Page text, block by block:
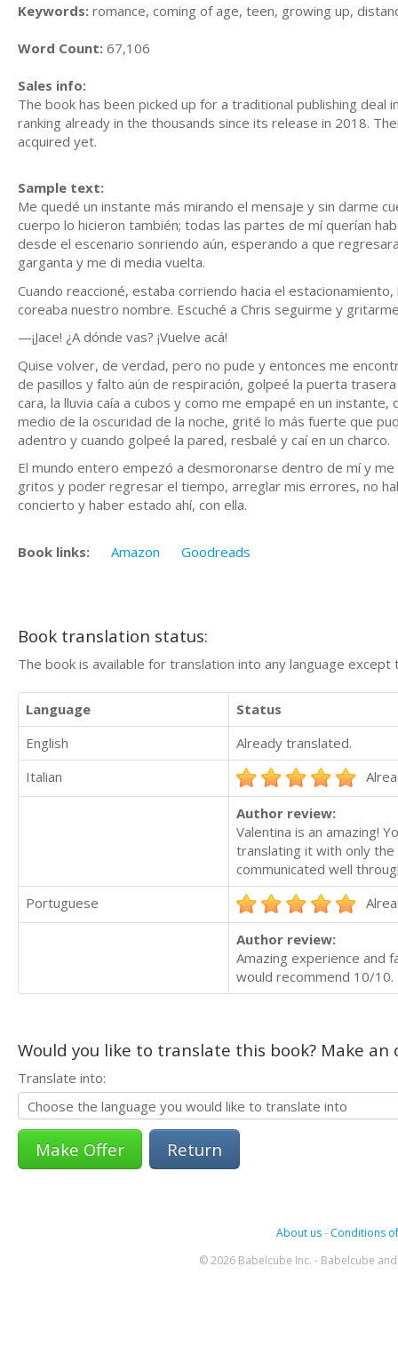
Keywords: romance, coming of age, teen, growing up,
Word Count: 67,106
Sales info:
The book has been picked up for a traditional publishing
ranking already in the thousands since its release in 2018.
acquired yet.
Sample text:
Me quedé un instante más mirando el mensaje y sin darme
cuerpo lo hicieron también; todas las partes de mí querían
desde el escenario sonriendo aún, esperando a que
garganta y me di media vuelta.
Cuando reaccioné, estaba corriendo hacia el
coreaba nuestro nombre. Escuché a Chris seguirme y
—¡Jace! ¿A dónde vas? ¡Vuelve acá!
Quise volver, de verdad, pero no pude y entonces me
de pasillos y falto aún de respiración, golpeé la puerta
cara, la lluvia caía a cubos y como me empapé en un
medio de la oscuridad de la noche, grité lo más fuerte que
adentro y cuando golpeé la pared, resbalé y caí en un charco.
El mundo entero empezó a desmoronarse dentro de mí y
gritos y poder regresar el tiempo, arreglar mis errores, no
concierto y haber estado ahí, con ella.
Book links: Amazon Goodreads
Book translation status:
The book is available for translation into any language
Language
Status
English
Already translated.
Italian
Author review:
Valentina is an amazing!
translating it with only
communicated well
Portuguese
Author review:
Amazing experience and
would recommend 10/10.
Would you like to translate this book? Make
Translate into:
Return
About us- Conditions
© 2026 Babelcube Inc. - Babelcube